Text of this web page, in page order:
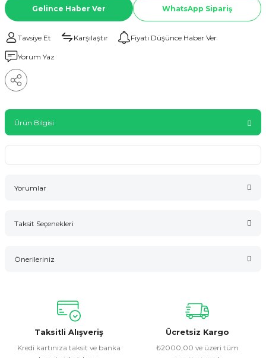
Gelince Haber Ver WhatsApp Sipariş
Tavsiye Et Karşılaştır Fiyatı Düşünce Haber Ver
Yorum Yaz
Ürün Bilgisi
Yorumlar
Taksit Seçenekleri
Önerileriniz
konularda yetersiz gördüğünüz noktaları öneri formunu
kullanarak tarafımıza iletebilirsiniz.
Görüş ve önerileriniz için teşekkür ederiz.
Taksitli Alışveriş
Kredi kartınıza taksit ve banka
Ücretsiz Kargo
₺2000,00 ve üzeri tüm